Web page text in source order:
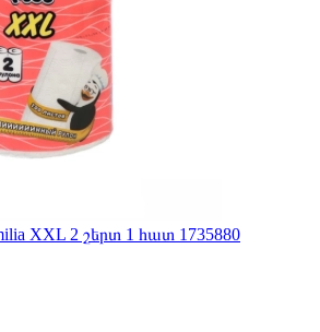
XXL 2 շերտ 1 հատ 1735880